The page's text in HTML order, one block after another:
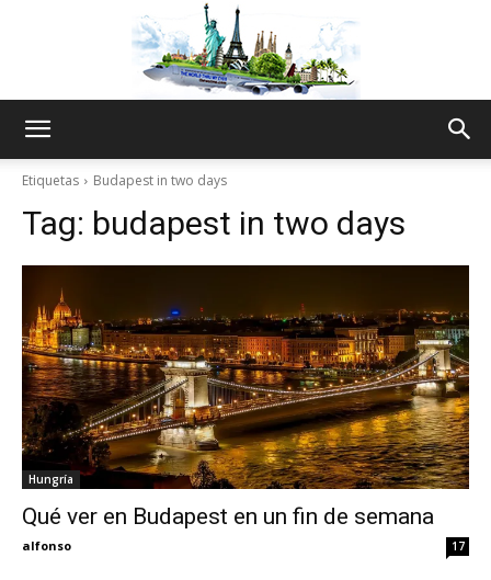
Thru
My
Etiquetas Budapest in two days
Tag: budapest in two days
Hungría
Qué ver en Budapest en un fin de semana
alfonso 17